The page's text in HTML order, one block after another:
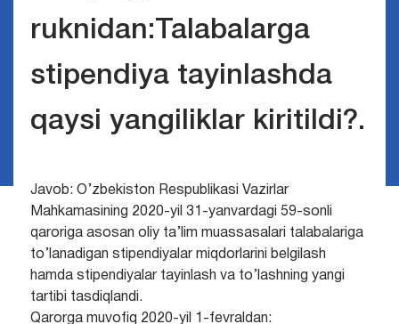
ruknidan:Talabalarga
stipendiya tayinlashda
qaysi yangiliklar kiritildi?.
Javob: O’zbekiston Respublikasi Vazirlar
Mahkamasining 2020-yil 31-yanvardagi 59-sonli
qaroriga asosan oliy ta’lim muassasalari talabalariga
to’lanadigan stipendiyalar miqdorlarini belgilash
hamda stipendiyalar tayinlash va to’lashning yangi
tartibi tasdiqlandi.
Qarorga muvofiq 2020-yil 1-fevraldan: